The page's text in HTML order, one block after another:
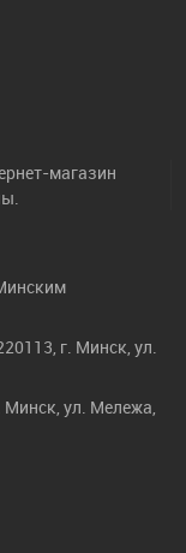
магазин
г. Минск, ул.
Минск, ул. Мележа,